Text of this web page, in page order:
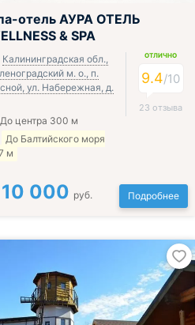
включён
отель АУРА ОТЕЛЬ
& SPA
Калининградская обл.,
м. о., п.
ул. Набережная, д.
До центра 300 м
До Балтийского моря
м
ОТЛИЧНО
9.4/10
23 отзыва
10 000 руб. Подробнее